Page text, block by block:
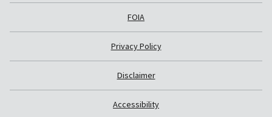
FOIA
Privacy Policy
Disclaimer
Accessibility